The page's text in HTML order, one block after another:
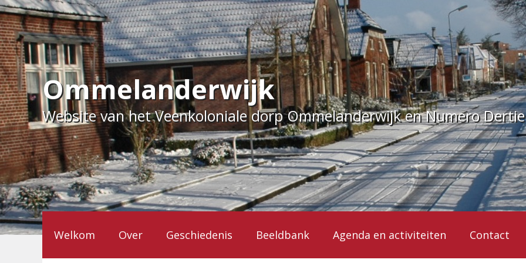
Ga
naar
de
inhoud
Ommelanderwijk
Website van het Veenkoloniale dorp Ommelanderwijk en Numero
Welkom Over Geschiedenis Beeldbank Agenda en activiteiten Contact